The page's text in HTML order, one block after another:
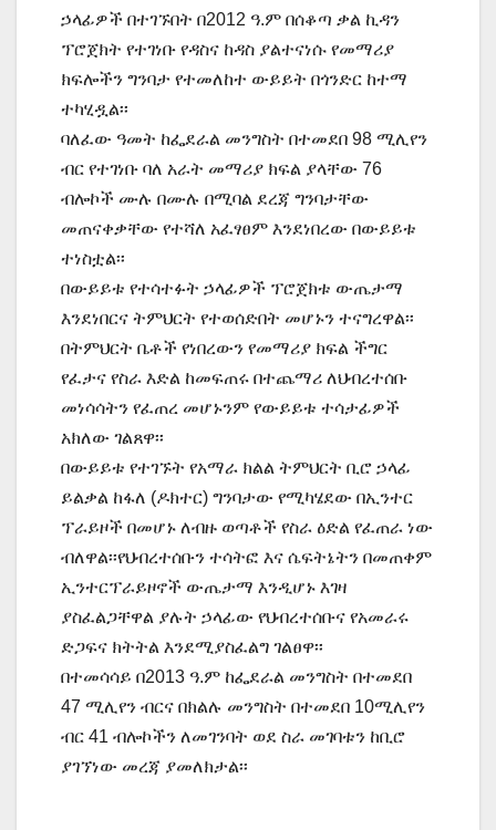
ኃላፊዎች በተገኙበት በ2012 ዓ.ም በሰቆጣ ቃል ኪዳን
ፕሮጀክት የተገነቡ የዳስና ከዳስ ያልተናነሱ የመማሪያ
ክፍሎችን ግንባታ የተመለከተ ውይይት በጎንድር ከተማ
ተካሂዷል፡፡
ባለፈው ዓመት ከፌደራል መንግስት በተመደበ 98 ሚሊየን
ብር የተገነቡ ባለ አራት መማሪያ ክፍል ያላቸው 76
ብሎኮች ሙሉ በሙሉ በሚባል ደረጃ ግንባታቸው
መጠናቀቃቸው የተሻለ አፈፃፀም እንደነበረው በውይይቱ
ተነስቷል፡፡
በውይይቱ የተሳተፉት ኃላፊዎች ፕሮጀክቱ ውጤታማ
እንደነበርና ትምህርት የተወሰድበት መሆኑን ተናግረዋል፡፡
በትምህርት ቤቶች የነበረውን የመማሪያ ክፍል ችግር
የፈታና የስራ እድል ከመፍጠሩ በተጨማሪ ለህብረተሰቡ
መነሳሳትን የፈጠረ መሆኑንም የውይይቱ ተሳታፊዎች
አክለው ገልጸዋ፡፡
በውይይቱ የተገኙት የአማራ ክልል ትምህርት ቢሮ ኃላፊ
ይልቃል ከፋለ (ዶክተር) ግንባታው የሚካሄደው በኢንተር
ፕራይዞች በመሆኑ ለብዙ ወጣቶች የስራ ዕድል የፈጠራ ነው
ብለዋል፡፡የህብረተሰቡን ተሳትፎ እና ሴፍትኔትን በመጠቀም
ኢንተርፕራይዞኖች ውጤታማ እንዲሆኑ እገዛ
ያስፈልጋቸዋል ያሉት ኃላፊው የህብረተሰቡና የአመራሩ
ድጋፍና ክትትል እንደሚያስፈልግ ገልፀዋ፡፡
በተመሳሳይ በ2013 ዓ.ም ከፌደራል መንግስት በተመደበ
47 ሚሊየን ብርና በክልሉ መንግስት በተመደበ 10ሚሊየን
ብር 41 ብሎኮችን ለመገንባት ወደ ስራ መገባቱን ከቢሮ
ያገኘነው መረጃ ያመለክታል፡፡